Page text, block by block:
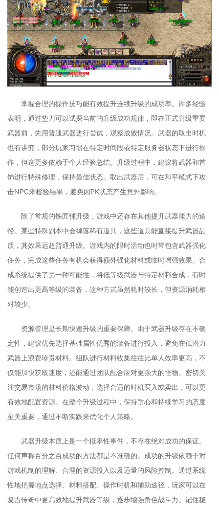
掌握合理的操作技巧能有效提升连续升级的成功率。许多经验
表明，通过垫刀可以试探当前的升级成功规律，即在正式升级重要
武器前，先用普通武器进行尝试，观察成败情况。武器的取出时机
也有讲究，部分玩家习惯在特定时间段或特定服务器状态下进行操
作，但这更多依赖于个人经验总结。升级过程中，建议将武器和首
饰进行特殊修理，保持最佳状态。取出武器后，可在和平模式下攻
击NPC来检验结果，避免因PK状态产生意外影响。
除了常规的铁匠铺升级，游戏中还存在其他提升武器能力的途
径。某些特殊副本中会掉落稀有道具，这些道具能直接提升武器品
质，其效果远超普通升级。游戏内的限时活动也时常包含武器强化
任务，完成这些任务有机会获得额外强化材料或临时增强效果。合
成系统提供了另一种可能性，将低等级武器与特定材料合成，有时
能创造出更高等级的装备，这种方式虽然耗时较长，但资源消耗相
对较少。
资源管理是长期快速升级的重要保障。由于武器升级存在不确
定性，建议优先选择基础属性优秀的装备进行投入，避免在低潜力
武器上浪费珍贵材料。组队进行材料收集往往比单人效率更高，不
仅能加快获取速度，还能通过团队配合应对更强大的怪物。密切关
注交易市场的材料价格波动，选择合适的时机买入或卖出，可以更
有效地配置资源。在整个升级过程中，保持耐心和持续学习的态度
至关重要，通过不断实践来优化个人策略。
武器升级本质上是一个概率性事件，不存在绝对成功的保证。
任何声称百分之百成功的方法都是不准确的。成功的升级依赖于对
游戏机制的理解、合理的资源投入以及适量的风险控制。通过系统
性地把握地点选择、材料搭配、操作时机和辅助途径，玩家可以在
复古传奇中更高效地提升武器等级，逐步增强角色战斗力。记住稳